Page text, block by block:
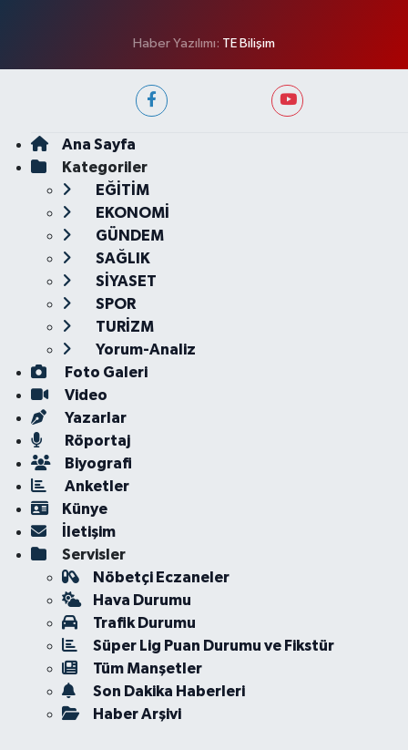
Haber Yazılımı: TE Bilişim
Ana Sayfa
Kategoriler
EĞİTİM
EKONOMİ
GÜNDEM
SAĞLIK
SİYASET
SPOR
TURİZM
Yorum-Analiz
Foto Galeri
Video
Yazarlar
Röportaj
Biyografi
Anketler
Künye
İletişim
Servisler
Nöbetçi Eczaneler
Hava Durumu
Trafik Durumu
Süper Lig Puan Durumu ve Fikstür
Tüm Manşetler
Son Dakika Haberleri
Haber Arşivi